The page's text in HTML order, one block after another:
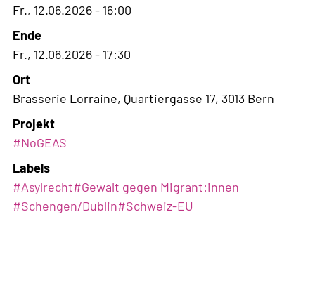
Fr., 12.06.2026 - 16:00
Ende
Fr., 12.06.2026 - 17:30
Ort
Brasserie Lorraine, Quartiergasse 17, 3013 Bern
Projekt
#NoGEAS
Labels
#Asylrecht#Gewalt gegen Migrant:innen
#Schengen/Dublin#Schweiz-EU